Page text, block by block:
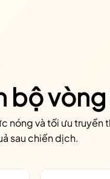
bộ
nóng và tối ưu truyền
sau chiến dịch.